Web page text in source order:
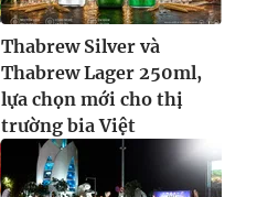
Thabrew Silver và
Thabrew Lager 250ml,
lựa chọn mới cho thị
trường bia Việt